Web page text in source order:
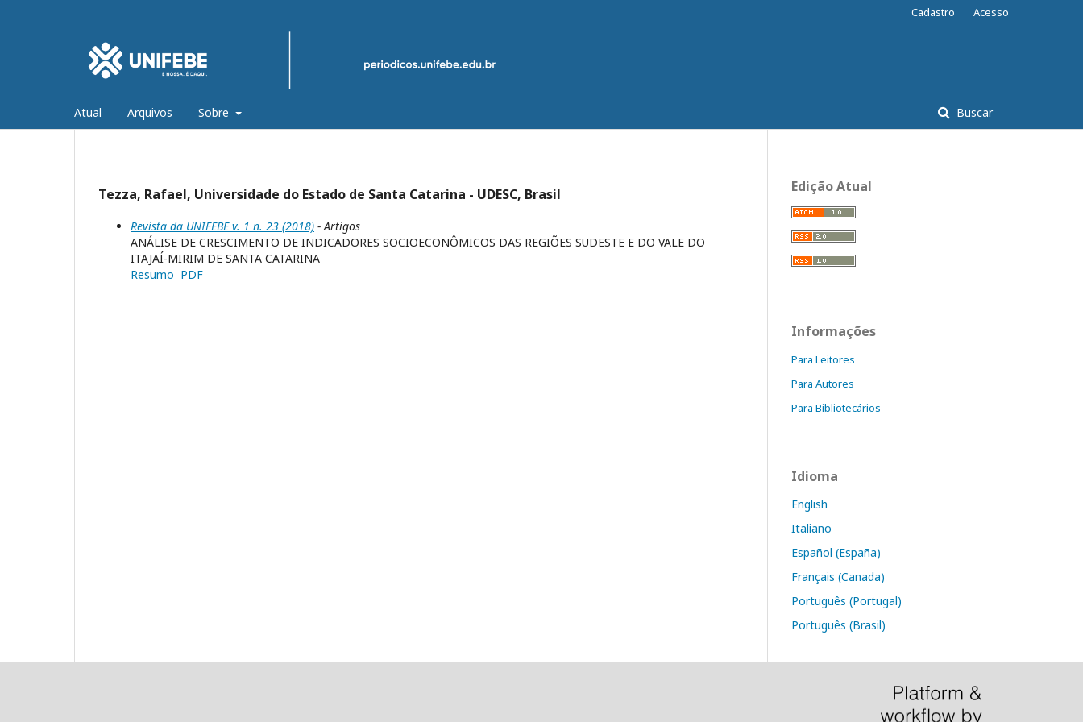
Atual Arquivos Sobre Buscar
Cadastro Acesso
Tezza, Rafael, Universidade do Estado de Santa Catarina - UDESC, Brasil
Revista da UNIFEBE v. 1 n. 23 (2018) - Artigos
ANÁLISE DE CRESCIMENTO DE INDICADORES SOCIOECONÔMICOS DAS REGIÕES SUDESTE E DO VALE DO
ITAJAÍ-MIRIM DE SANTA CATARINA
Resumo PDF
Edição Atual
Informações
Para Leitores
Para Autores
Para Bibliotecários
Idioma
English
Italiano
Español (España)
Français (Canada)
Português (Portugal)
Português (Brasil)